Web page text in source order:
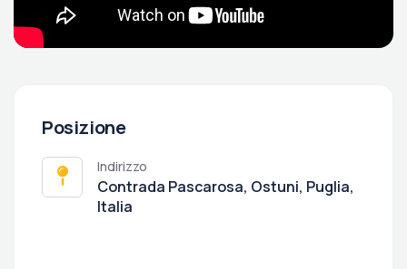
Posizione
Indirizzo
Contrada Pascarosa, Ostuni, Puglia,
Italia